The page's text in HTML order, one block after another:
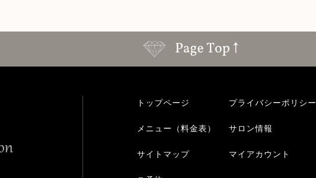
トップページ プライバシーポリシー
メニュー（料金表） サロン情報
サイトマップ マイアカウント